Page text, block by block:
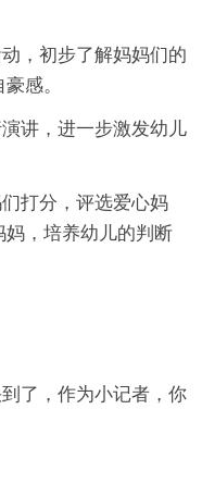
，初步了解妈妈们的
感。
讲，进一步激发幼儿
打分，评选爱心妈
，培养幼儿的判断
了，作为小记者，你